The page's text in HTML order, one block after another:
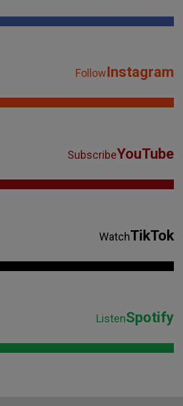
FollowInstagram
SubscribeYouTube
WatchTikTok
ListenSpotify